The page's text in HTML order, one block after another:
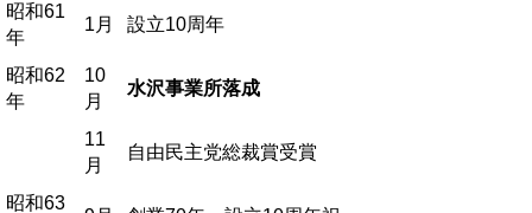
昭和61
年
1月 設立10周年
昭和62
年
10
月
水沢事業所落成
11
月
自由民主党総裁賞受賞
昭和63